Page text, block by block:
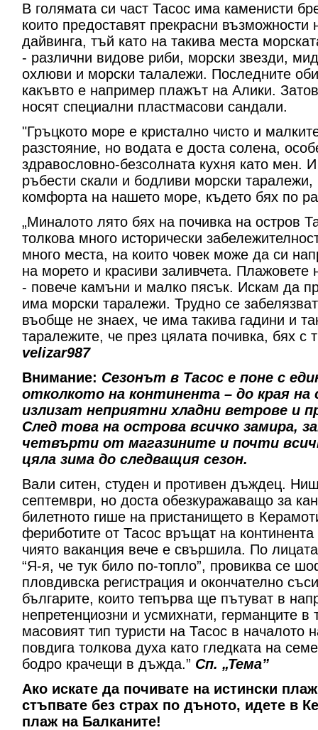
В голямата си част Тасос има каменисти
които предоставят прекрасни възможности
дайвинга, тъй като на такива места
- различни видове риби, морски звезди,
охлюви и морски талалежи. Последните
какъвто е например плажът на Алики.
носят специални пластмасови сандали.
"Гръцкото море е кристално чисто и
разстояние, но водата е доста солена,
здравословно-безсолната кухня като мен.
ръбести скали и бодливи морски
комфорта на нашето море, където бях по
„Миналото лято бях на почивка на остров
толкова много исторически
много места, на които човек може да си
на морето и красиви заливчета.
- повече камъни и малко пясък. Искам да
има морски таралежи. Трудно се
въобще не знаех, че има такива гадини и
таралежите, че през цялата почивка, бях с
velizar987
Внимание: Сезонът в Тасос е поне с
отколкото на континента – до края на
излизат неприятни хладни ветрове и
След това на острова всичко замира,
четвърти от магазините и почти
цяла зима до следващия сезон.
Вали ситен, студен и противен дъждец.
септември, но доста обезкуражаващо за
билетното гише на пристанището в
фериботите от Тасос връщат на континента
чиято ваканция вече е свършила. По
“Я-я, че тук било по-топло”, провиква се
пловдивска регистрация и окончателно
българите, които тепърва ще пътуват в
непретенциозни и усмихнати, германците в
масовият тип туристи на Тасос в началото
повдига толкова духа като гледката на
бодро крачещи в дъжда.” Сп. „Тема”
Ако искате да почивате на истински
стъпвате без страх по дъното, идете в
плаж на Балканите!